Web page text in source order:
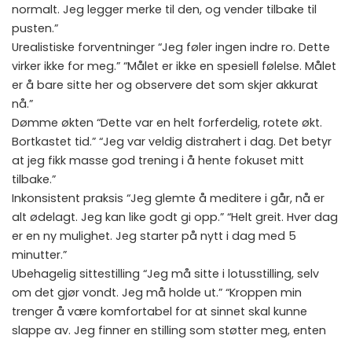
normalt. Jeg legger merke til den, og vender tilbake til
pusten.”
Urealistiske forventninger “Jeg føler ingen indre ro. Dette
virker ikke for meg.” “Målet er ikke en spesiell følelse. Målet
er å bare sitte her og observere det som skjer akkurat
nå.”
Dømme økten “Dette var en helt forferdelig, rotete økt.
Bortkastet tid.” “Jeg var veldig distrahert i dag. Det betyr
at jeg fikk masse god trening i å hente fokuset mitt
tilbake.”
Inkonsistent praksis “Jeg glemte å meditere i går, nå er
alt ødelagt. Jeg kan like godt gi opp.” “Helt greit. Hver dag
er en ny mulighet. Jeg starter på nytt i dag med 5
minutter.”
Ubehagelig sittestilling “Jeg må sitte i lotusstilling, selv
om det gjør vondt. Jeg må holde ut.” “Kroppen min
trenger å være komfortabel for at sinnet skal kunne
slappe av. Jeg finner en stilling som støtter meg, enten